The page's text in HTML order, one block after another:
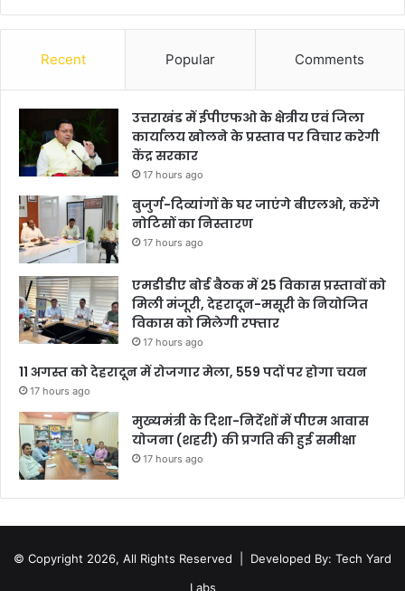
Recent Popular Comments
उत्तराखंड में ईपीएफओ के क्षेत्रीय एवं जिला
कार्यालय खोलने के प्रस्ताव पर विचार करेगी
केंद्र सरकार
17 hours ago
बुजुर्ग-दिव्यांगों के घर जाएंगे बीएलओ, करेंगे
नोटिसों का निस्तारण
17 hours ago
एमडीडीए बोर्ड बैठक में 25 विकास प्रस्तावों को
मिली मंजूरी, देहरादून-मसूरी के नियोजित
विकास को मिलेगी रफ्तार
17 hours ago
11 अगस्त को देहरादून में रोजगार मेला, 559 पदों पर होगा चयन
17 hours ago
मुख्यमंत्री के दिशा-निर्देशों में पीएम आवास
योजना (शहरी) की प्रगति की हुई समीक्षा
17 hours ago
© Copyright 2026, All Rights Reserved | Developed By: Tech Yard
Labs